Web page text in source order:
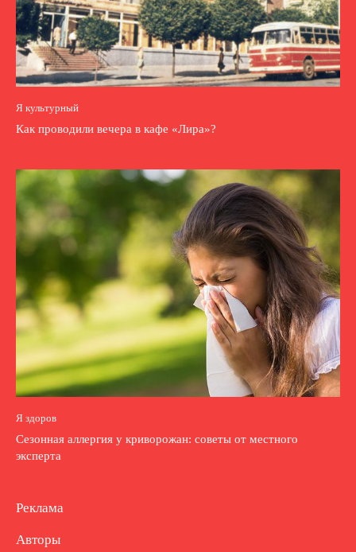
Я культурный
Как проводили вечера в кафе «Лира»?
Я здоров
Сезонная аллергия у криворожан: советы от местного
эксперта
Реклама
Авторы